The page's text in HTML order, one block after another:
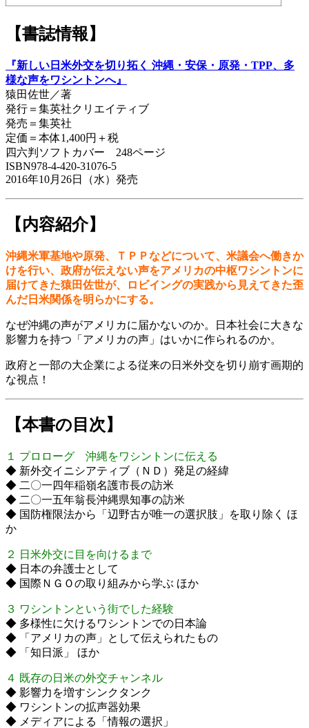
【書誌情報】
『新しい日米外交を切り拓く 沖縄・安保・原発・TPP、多
様な声をワシントンへ』
猿田佐世／著
発行＝集英社クリエイティブ
発売＝集英社
定価＝本体1,400円＋税
四六判ソフトカバー 248ページ
ISBN978-4-420-31076-5
2016年10月26日（水）発売
【内容紹介】
沖縄米軍基地や原発、ＴＰＰなどについて、米議会へ働きか
けを行い、政府が伝えない声をアメリカの中枢ワシントンに
届けてきた猿田佐世が、ロビイングの実践から見えてきた歪
んだ日米関係を明らかにする。
なぜ沖縄の声がアメリカに届かないのか。日本社会に大きな
影響力を持つ「アメリカの声」はいかに作られるのか。
政府と一部の大企業による従来の日米外交を切り崩す画期的
な視点！
【本書の目次】
１ プロローグ 沖縄をワシントンに伝える
◆ 新外交イニシアティブ（ＮＤ）発足の経緯
◆ 二〇一四年稲嶺名護市長の訪米
◆ 二〇一五年翁長沖縄県知事の訪米
◆ 国防権限法から「辺野古が唯一の選択肢」を取り除く ほ
か
２ 日米外交に目を向けるまで
◆ 日本の弁護士として
◆ 国際ＮＧＯの取り組みから学ぶ ほか
３ ワシントンという街でした経験
◆ 多様性に欠けるワシントンでの日本論
◆ 「アメリカの声」として伝えられたもの
◆ 「知日派」 ほか
４ 既存の日米の外交チャンネル
◆ 影響力を増すシンクタンク
◆ ワシントンの拡声器効果
◆ メディアによる「情報の選択」